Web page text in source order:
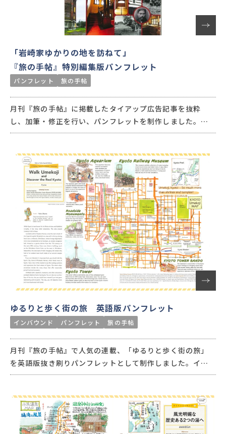
「岩崎家ゆかりの地を訪ねて」
『旅の手帖』特別編集版パンフレット
パンフレット 旅の手帖
月刊『旅の手帖』に掲載したタイアップ広告記事を抜粋
し、加筆・修正を行い、パンフレットを制作しました。
市に残る岩崎久彌ゆかりの史跡を活かした広域連携事業と
して、それぞれの地域の魅力を雑誌とパンフレットを活用す
ることで広く発信しました。
ゆるりと歩く街の旅 英語版パンフレット
インバウンド パンフレット 旅の手帖
月刊『旅の手帖』で人気の連載、「ゆるりと歩く街の旅」
を英語版抜き刷りパンフレットとして制作しました。イラ
ストレーターの大川陽子さんの優しいイラストと細やかな
また、外国人観光客に知ってほしいマナーを掲載すること
で、地域の課題であったオーバーツーリズムへの対策にも活
用できるパンフレットといたしました。